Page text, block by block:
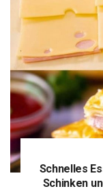
Schnelles
Schinken